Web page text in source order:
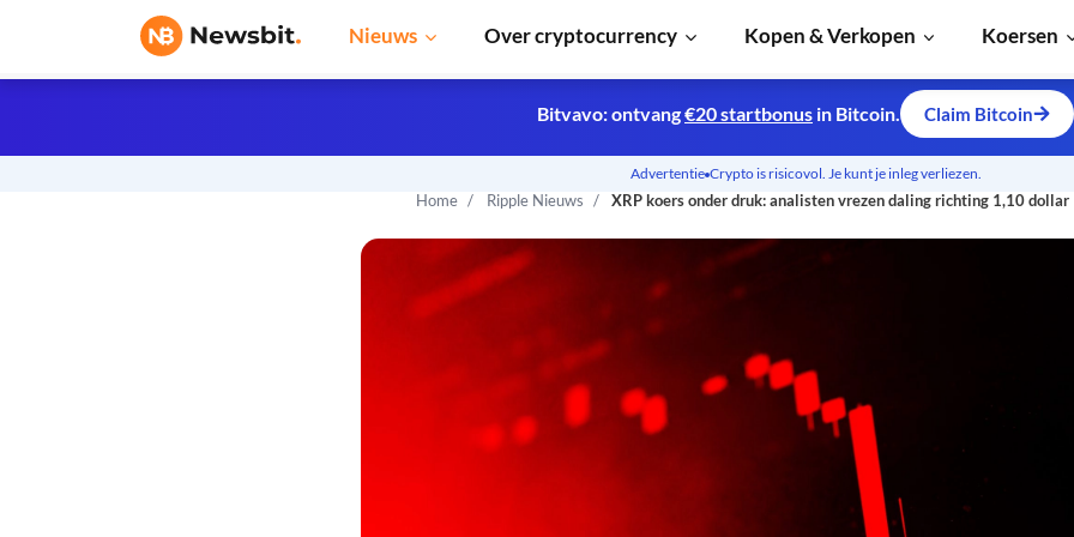
Nieuws Over cryptocurrency Kopen & Verkopen Koersen
Home Ripple Nieuws XRP koers onder druk: analisten vrezen daling richting 1,10 dollar
Bitvavo: ontvang€20 startbonus in Bitcoin. Claim Bitcoin
Advertentie Crypto is risicovol. Je kunt je inleg verliezen.